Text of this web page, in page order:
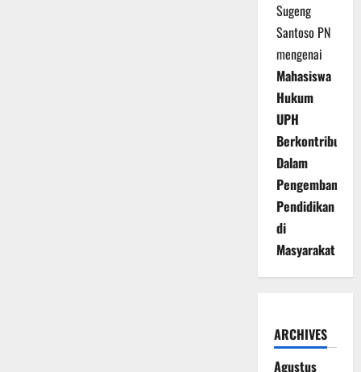
Sugeng
Santoso PN
mengenai
Mahasiswa
Hukum
UPH
Berkontribusi
Dalam
Pengembangan
Pendidikan
di
Masyarakat
ARCHIVES
Agustus